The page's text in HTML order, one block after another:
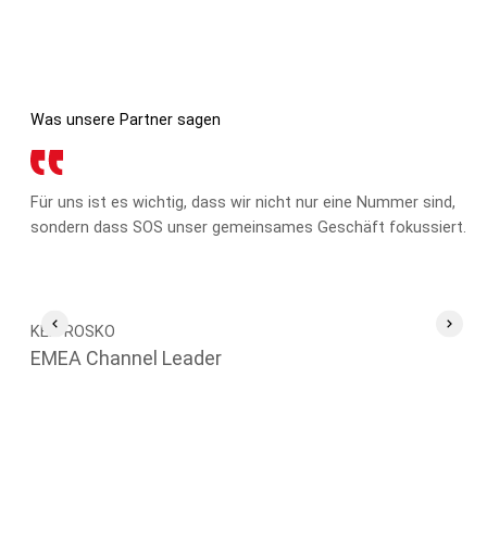
Was unsere Partner sagen
Für uns ist es wichtig, dass wir nicht nur eine Nummer sind,
sondern dass SOS unser gemeinsames Geschäft fokussiert.
KEN ROSKO
EMEA Channel Leader